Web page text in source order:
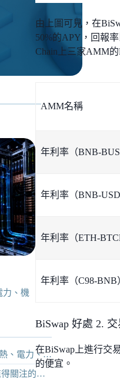
力、機
與台股供應鏈
供應鏈企業
由上圖可見，在
50%的APY，回報
Chain上三家AMM的
AMM名稱
年利率（BNB-
年利率（BNB-
年利率（ETH-
年利率（C98-BNB
BiSwap 好處 2.
在BiSwap上進行交
的便宜。